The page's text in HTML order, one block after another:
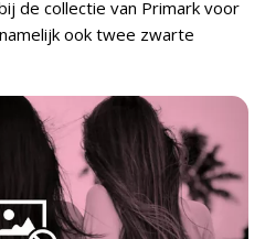
de collectie van Primark voor
ook twee zwarte